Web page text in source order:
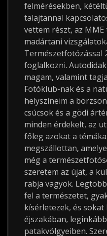
felmérésekben,
talajtannal
vettem részt, az
madártani
Természetfotózással
foglalkozni.
magam, valamint
Fotóklub-nak és a
helyszíneim a
csúcsok és a gödi
minden érdekelt, az
főleg azokat a
megszállottan,
még a
szeretem az újat, a
rabja vagyok.
fel a természetet,
kísérletezek, és sokat
éjszakában,
patakvölgyeiben.